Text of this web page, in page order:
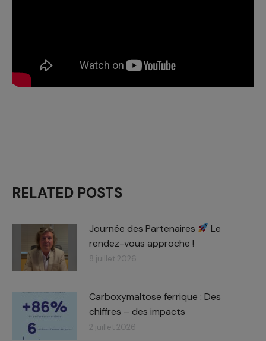
RELATED POSTS
Journée des Partenaires
Le
rendez-vous approche !
8 juillet 2026
Carboxymaltose ferrique : Des
chiffres – des impacts​
2 juillet 2026